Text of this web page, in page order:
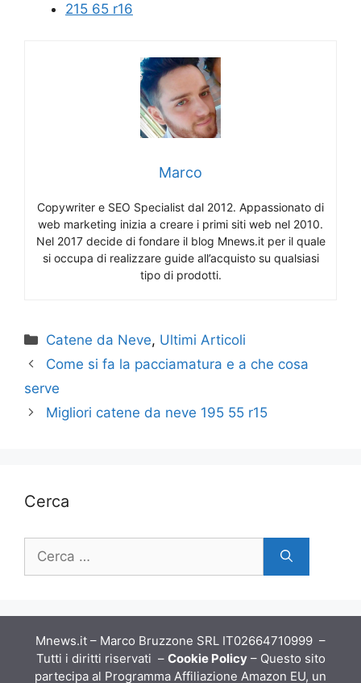
215 65 r16
Marco
Copywriter e SEO Specialist dal 2012. Appassionato di
web marketing inizia a creare i primi siti web nel 2010.
Nel 2017 decide di fondare il blog Mnews.it per il quale
si occupa di realizzare guide all’acquisto su qualsiasi
tipo di prodotti.
Categorie
Catene da Neve, Ultimi Articoli
Come si fa la pacciamatura e a che cosa
serve
Migliori catene da neve 195 55 r15
Cerca
per:
Mnews.it – Marco Bruzzone SRL IT02664710999 –
Tutti i diritti riservati – Cookie Policy– Questo sito
partecipa al Programma Affiliazione Amazon EU, un